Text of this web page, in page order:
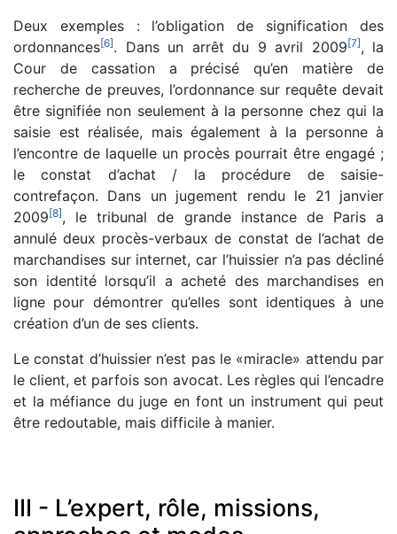
Deux exemples : l’obligation de signification des
ordonnances[6]. Dans un arrêt du 9 avril 2009[7], la
Cour de cassation a précisé qu’en matière de
recherche de preuves, l’ordonnance sur requête devait
être signifiée non seulement à la personne chez qui la
saisie est réalisée, mais également à la personne à
l’encontre de laquelle un procès pourrait être engagé ;
le constat d’achat / la procédure de saisie-
contrefaçon. Dans un jugement rendu le 21 janvier
2009[8], le tribunal de grande instance de Paris a
annulé deux procès-verbaux de constat de l’achat de
marchandises sur internet, car l’huissier n’a pas décliné
son identité lorsqu’il a acheté des marchandises en
ligne pour démontrer qu’elles sont identiques à une
création d’un de ses clients.
Le constat d’huissier n’est pas le «miracle» attendu par
le client, et parfois son avocat. Les règles qui l’encadre
et la méfiance du juge en font un instrument qui peut
être redoutable, mais difficile à manier.
III - L’expert, rôle, missions,